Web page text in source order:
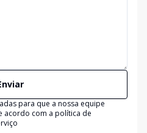
para que a nossa equipe
acordo com a política de